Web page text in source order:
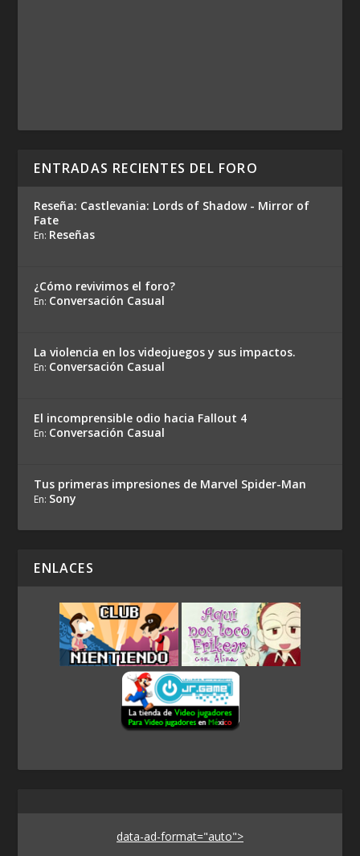
ENTRADAS RECIENTES DEL FORO
Reseña: Castlevania: Lords of Shadow - Mirror of
Fate
En: Reseñas
¿Cómo revivimos el foro?
En: Conversación Casual
La violencia en los videojuegos y sus impactos.
En: Conversación Casual
El incomprensible odio hacia Fallout 4
En: Conversación Casual
Tus primeras impresiones de Marvel Spider-Man
En: Sony
ENLACES
data-ad-format="auto">